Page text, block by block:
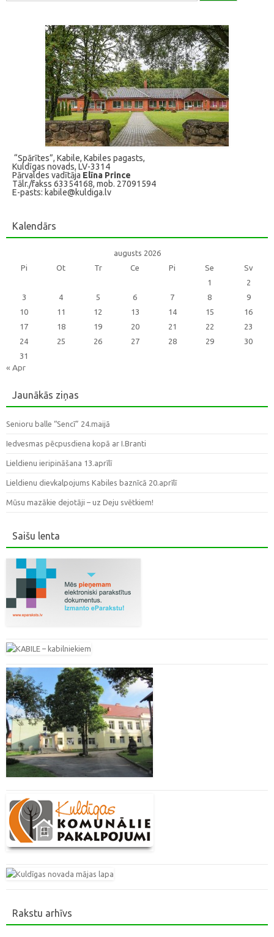
“Spārītes”, Kabile, Kabiles pagasts,
Kuldīgas novads, LV-3314
Pārvaldes vadītāja Elīna Prince
Tālr./fakss 63354168, mob. 27091594
E-pasts: kabile@kuldiga.lv
Kalendārs
augusts 2026
Pi
Ot Tr Ce Pi Se
Sv
1
2
3
4 5 6 7 8
9
10
11 12 13 14 15
16
17
18 19 20 21 22
23
24
25 26 27 28 29
30
31
« Apr
Jaunākās ziņas
Senioru balle “Sencī” 24.maijā
Iedvesmas pēcpusdiena kopā ar I.Branti
Lieldienu ieripināšana 13.aprīlī
Lieldienu dievkalpojums Kabiles baznīcā 20.aprīlī
Mūsu mazākie dejotāji – uz Deju svētkiem!
Saišu lenta
Rakstu arhīvs